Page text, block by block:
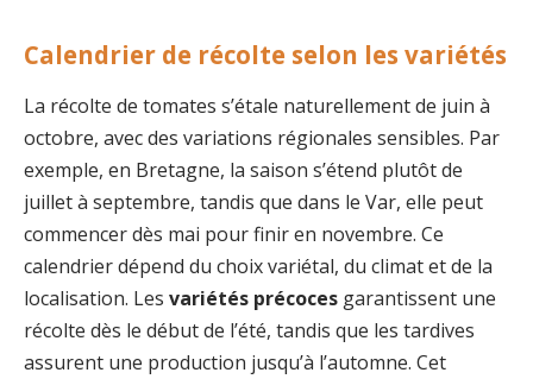
Calendrier de récolte selon les variétés
La récolte de tomates s’étale naturellement de juin à
octobre, avec des variations régionales sensibles. Par
exemple, en Bretagne, la saison s’étend plutôt de
juillet à septembre, tandis que dans le Var, elle peut
commencer dès mai pour finir en novembre. Ce
calendrier dépend du choix variétal, du climat et de la
localisation. Les variétés précoces garantissent une
récolte dès le début de l’été, tandis que les tardives
assurent une production jusqu’à l’automne. Cet